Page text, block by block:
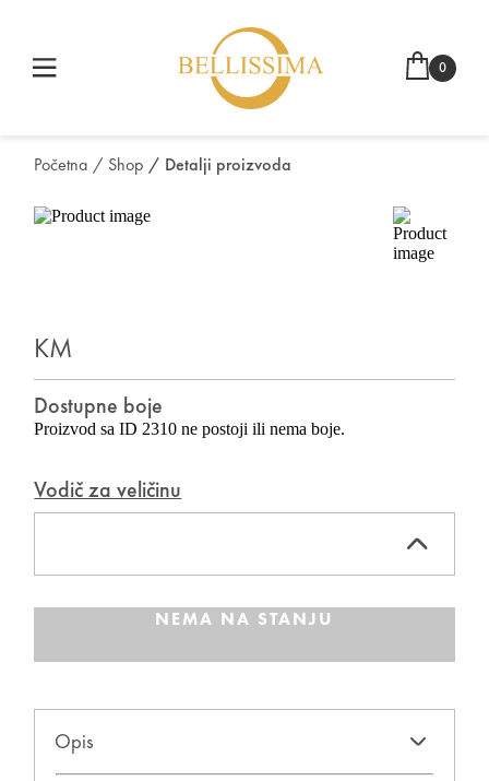
0
Početna / Shop / Detalji proizvoda
KM
Dostupne boje
Proizvod sa ID 2310 ne postoji ili nema boje.
Vodič za veličinu
NEMA NA STANJU
Opis